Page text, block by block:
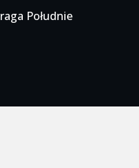
Południe